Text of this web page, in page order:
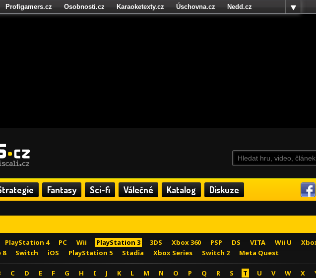
Fantasy Sci-fi Válečné Katalog Diskuze
PlayStation 4 PC Wii PlayStation 3 3DS Xbox 360 PSP DS VITA Wii U
8
Switch iOS PlayStation 5 Stadia Xbox Series Switch 2 Meta Quest
C D E F G H I J K L M N O P Q R S T U V W X
Profigamers.cz Osobnosti.cz Karaoketexty.cz Úschovna.cz
Nedd.cz